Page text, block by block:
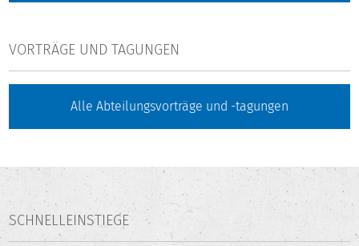
VORTRÄGE UND TAGUNGEN
Alle Abteilungsvorträge und -tagungen
SCHNELLEINSTIEGE